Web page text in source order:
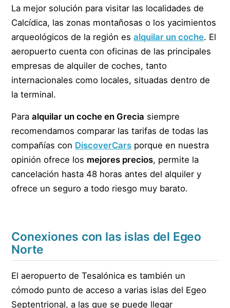
La mejor solución para visitar las localidades de
Calcídica, las zonas montañosas o los yacimientos
arqueológicos de la región esalquilar un coche. El
aeropuerto cuenta con oficinas de las principales
empresas de alquiler de coches, tanto
internacionales como locales, situadas dentro de
la terminal.
Paraalquilar un coche en Grecia siempre
recomendamos comparar las tarifas de todas las
compañías con DiscoverCars porque en nuestra
opinión ofrece los mejores precios, permite la
cancelación hasta 48 horas antes del alquiler y
ofrece un seguro a todo riesgo muy barato.
Conexiones con las islas del Egeo
Norte
El aeropuerto de Tesalónica es también un
cómodo punto de acceso a varias islas del Egeo
Septentrional, a las que se puede llegar